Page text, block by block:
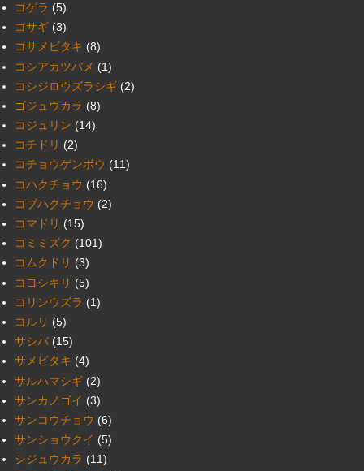
コゲラ (5)
コサギ (3)
コサメビタキ (8)
コシアカツバメ (1)
コシジロウズラシギ (2)
ゴジュウカラ (8)
コジュリン (14)
コチドリ (2)
コチョウゲンボウ (11)
コハクチョウ (16)
コブハクチョウ (2)
コマドリ (15)
コミミズク (101)
コムクドリ (3)
コヨシキリ (5)
コリンウズラ (1)
コルリ (5)
サシバ (15)
サメビタキ (4)
サルハマシギ (2)
サンカノゴイ (3)
サンコウチョウ (6)
サンショウクイ (5)
シジュウカラ (11)